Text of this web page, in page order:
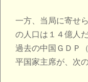
一方、当局に寄せ
の人口は１４億人
過去の中国ＧＤＰ
平国家主席が、次